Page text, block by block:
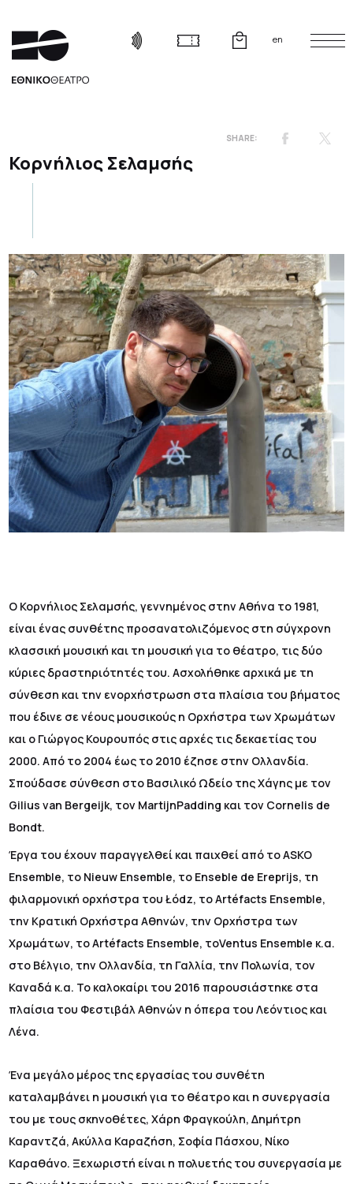
en
Κορνήλιος Σελαμσής
Ο Κορνήλιος Σελαμσής, γεννημένος στην Αθήνα το 1981,
είναι ένας συνθέτης προσανατολιζόμενος στη σύγχρονη
κλασσική μουσική και τη μουσική για το θέατρο, τις δύο
κύριες δραστηριότητές του. Aσχολήθηκε αρχικά με τη
σύνθεση και την ενορχήστρωση στα πλαίσια του βήματος
που έδινε σε νέους μουσικούς η Ορχήστρα των Χρωμάτων
και ο Γιώργος Κουρουπός στις αρχές τις δεκαετίας του
2000. Από το 2004 έως το 2010 έζησε στην Ολλανδία.
Σπούδασε σύνθεση στο Βασιλικό Ωδείο της Χάγης με τον
Gilius van Bergeijk, τον MartijnPadding και τον Cornelis de
Bondt.
Έργα του έχουν παραγγελθεί και παιχθεί από το ASKO
Ensemble, το Nieuw Ensemble, το Enseble de Ereprijs, τη
φιλαρμονική ορχήστρα του Łódz, το Artéfacts Ensemble,
την Κρατική Ορχήστρα Αθηνών, την Ορχήστρα των
Χρωμάτων, το Artéfacts Ensemble, τοVentus Ensemble κ.α.
στο Βέλγιο, την Ολλανδία, τη Γαλλία, την Πολωνία, τον
Καναδά κ.α. Το καλοκαίρι του 2016 παρουσιάστηκε στα
πλαίσια του Φεστιβάλ Αθηνών η όπερα του Λεόντιος και
Λένα.
Ένα μεγάλο μέρος της εργασίας του συνθέτη
καταλαμβάνει η μουσική για το θέατρο και η συνεργασία
του με τους σκηνοθέτες, Χάρη Φραγκούλη, Δημήτρη
Καραντζά, Ακύλλα Καραζήση, Σοφία Πάσχου, Νίκο
Καραθάνο. Ξεχωριστή είναι η πολυετής του συνεργασία με